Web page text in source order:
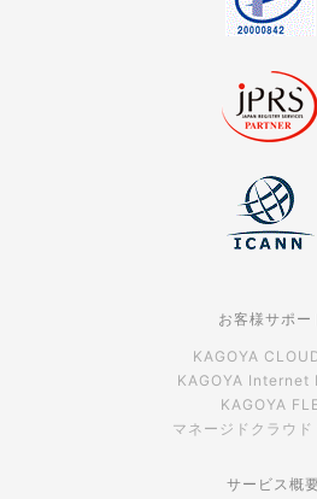
お客様サポー
KAGOYA
KAGOYA Internet
KAGOYA
マネージドクラウ
サービス概